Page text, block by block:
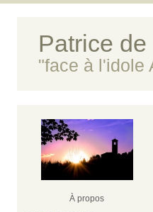
Patrice
"face à l'idole
À propos